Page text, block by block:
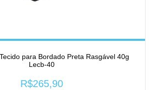
para Bordado Preta Rasgável 40g
Lecb-40
R$265,90